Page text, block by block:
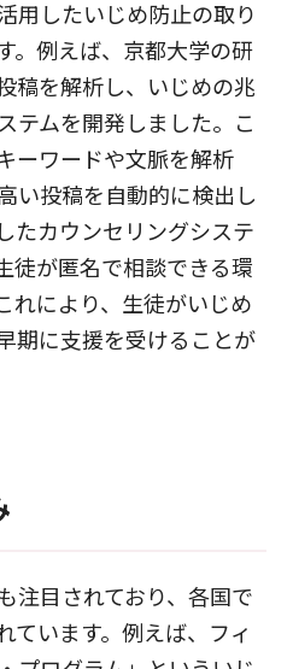
用したいじめ防止の取り
。例えば、京都大学の研
稿を解析し、いじめの兆
テムを開発しました。こ
ーワードや文脈を解析
い投稿を自動的に検出し
たカウンセリングシステ
徒が匿名で相談できる環
れにより、生徒がいじめ
期に支援を受けることが
注目されており、各国で
ています。例えば、フィ